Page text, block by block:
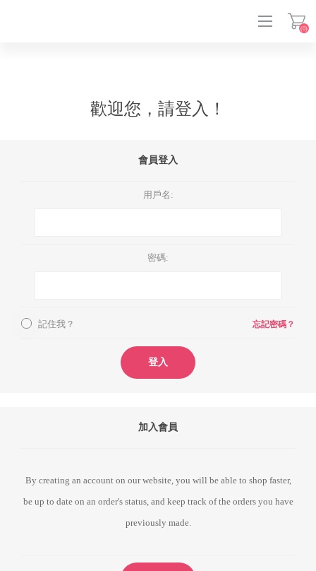
(0)
歡迎您，請登入！
會員登入
用戶名:
密碼:
記住我？ 忘記密碼？
登入
加入會員
By creating an account on our website, you will be able to shop faster,
be up to date on an order's status, and keep track of the orders you have
previously made.